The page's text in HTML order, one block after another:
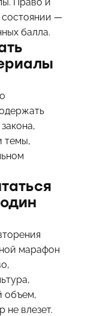
—
балла.
темы,
марафон
объем,
не влезет.